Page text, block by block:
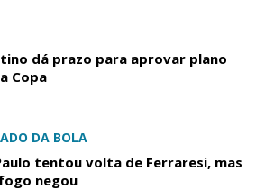
dá prazo para aprovar plano
Copa
DA BOLA
tentou volta de Ferraresi, mas
negou